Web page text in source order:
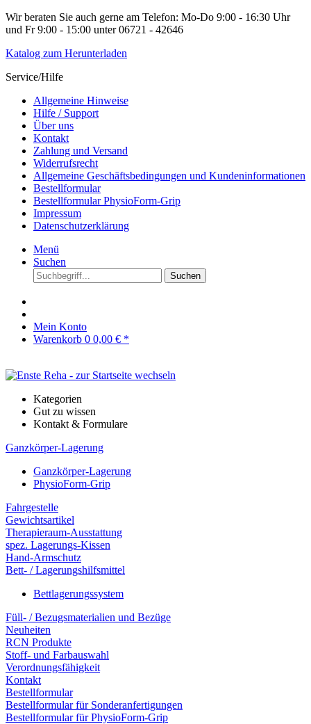
Wir beraten Sie auch gerne am Telefon: Mo-Do 9:00 - 16:30 Uhr
und Fr 9:00 - 15:00 unter 06721 - 42646
Katalog zum Herunterladen
Service/Hilfe
Allgemeine Hinweise
Hilfe / Support
Über uns
Kontakt
Zahlung und Versand
Widerrufsrecht
Allgemeine Geschäftsbedingungen und Kundeninformationen
Bestellformular
Bestellformular PhysioForm-Grip
Impressum
Datenschutzerklärung
Menü
Suchen
Suchen
Mein Konto
Warenkorb 0 0,00 € *
Kategorien
Gut zu wissen
Kontakt & Formulare
Ganzkörper-Lagerung
Ganzkörper-Lagerung
PhysioForm-Grip
Fahrgestelle
Gewichtsartikel
Therapieraum-Ausstattung
spez. Lagerungs-Kissen
Hand-Armschutz
Bett- / Lagerungshilfsmittel
Bettlagerungssystem
Füll- / Bezugsmaterialien und Bezüge
Neuheiten
RCN Produkte
Stoff- und Farbauswahl
Verordnungsfähigkeit
Kontakt
Bestellformular
Bestellformular für Sonderanfertigungen
Bestellformular für PhysioForm-Grip